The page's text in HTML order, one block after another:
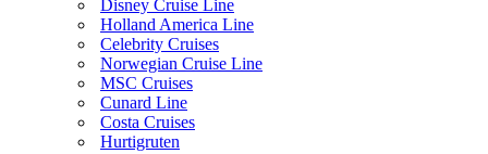
Disney Cruise Line
Holland America Line
Celebrity Cruises
Norwegian Cruise Line
MSC Cruises
Cunard Line
Costa Cruises
Hurtigruten